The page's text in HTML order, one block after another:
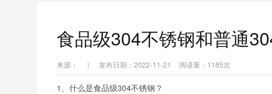
食品级304不锈钢和普通
来源： | 发布日期：2022-11-21 阅读量： 1185次
1、什么是食品级304不锈钢？